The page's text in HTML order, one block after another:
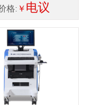
格: ￥ 电议